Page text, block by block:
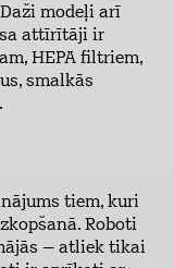
modeļi arī
attīrītāji ir
HEPA filtriem,
smalkās
tiem, kuri
Roboti
– atliek tikai